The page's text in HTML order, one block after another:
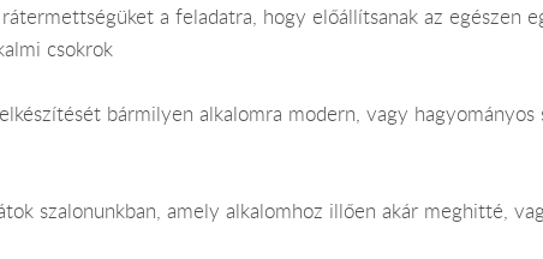
a feladatra, hogy előállítsanak az egészen
csokrok
bármilyen alkalomra modern, vagy
szalonunkban, amely alkalomhoz illően akár meghitté,